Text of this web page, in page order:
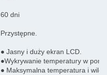
60 dni
Przystępne.
● Jasny i duży ekran LCD.
●Wykrywanie temperatury w
● Maksymalna temperatura i